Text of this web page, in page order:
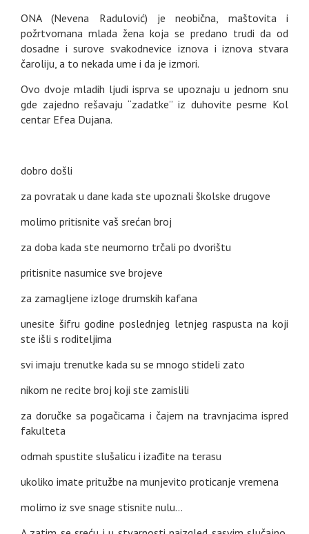
ONA (Nevena Radulović) je neobična, maštovita i
požrtvomana mlada žena koja se predano trudi da od
dosadne i surove svakodnevice iznova i iznova stvara
čaroliju, a to nekada ume i da je izmori.
Ovo dvoje mladih ljudi isprva se upoznaju u jednom snu
gde zajedno rešavaju “zadatke” iz duhovite pesme Kol
centar Efea Dujana.
dobro došli
za povratak u dane kada ste upoznali školske drugove
molimo pritisnite vaš srećan broj
za doba kada ste neumorno trčali po dvorištu
pritisnite nasumice sve brojeve
za zamagljene izloge drumskih kafana
unesite šifru godine poslednjeg letnjeg raspusta na koji
ste išli s roditeljima
svi imaju trenutke kada su se mnogo stideli zato
nikom ne recite broj koji ste zamislili
za doručke sa pogačicama i čajem na travnjacima ispred
fakulteta
odmah spustite slušalicu i izađite na terasu
ukoliko imate pritužbe na munjevito proticanje vremena
molimo iz sve snage stisnite nulu...